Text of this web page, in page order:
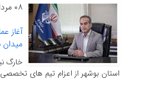
۰۸ مرداد ۱۳۹۹ - ۱۱:۰۹
آغاز
میدان
خارگ
استان بوشهر از اعزام تیم های تخصصی